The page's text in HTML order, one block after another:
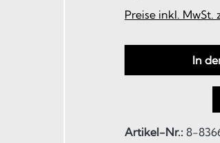
Preise inkl. MwSt.
In
Artikel-Nr.: 8-